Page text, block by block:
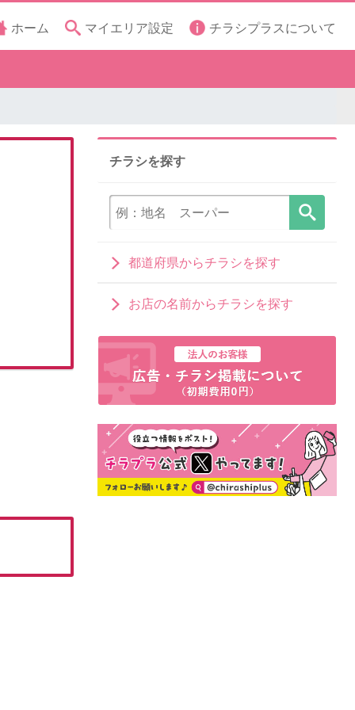
ホーム マイエリア設定 チラシプラスについて
チラシを探す
都道府県からチラシを探す
お店の名前からチラシを探す